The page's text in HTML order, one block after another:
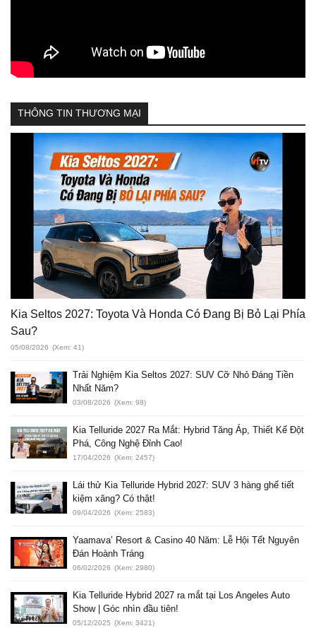
THÔNG TIN THƯƠNG MẠI
Kia Seltos 2027: Toyota Và Honda Có Đang Bị Bỏ Lại Phía
Sau?
05/08/2026 (Xem: 41)
Trải Nghiệm Kia Seltos 2027: SUV Cỡ Nhỏ Đáng Tiền
Nhất Năm?
03/08/2026 (Xem: 98)
Kia Telluride 2027 Ra Mắt: Hybrid Tăng Áp, Thiết Kế Đột
Phá, Công Nghệ Đỉnh Cao!
17/04/2026 (Xem: 2457)
Lái thử Kia Telluride Hybrid 2027: SUV 3 hàng ghế tiết
kiệm xăng? Có thật!
09/04/2026 (Xem: 2583)
Yaamava’ Resort & Casino 40 Năm: Lễ Hội Tết Nguyên
Đán Hoành Tráng
06/02/2026 (Xem: 2980)
Kia Telluride Hybrid 2027 ra mắt tại Los Angeles Auto
Show | Góc nhìn đầu tiên!
05/12/2025 (Xem: 3421)